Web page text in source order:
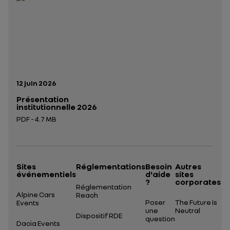
Date de publication:
12 juin 2026
Présentation
institutionnelle 2026
PDF - 4.7 MB
Sites
événementiels
Alpine Cars
Events
Dacia Events
Réglementations
Réglementation
Reach
Dispositif RDE
Besoin
d'aide
?
Poser
une
question
Autres
sites
corporates
The Future Is
Neutral